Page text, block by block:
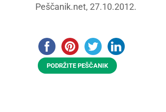
Peščanik.net, 27.10.2012.
PODRŽITE PEŠČANIK